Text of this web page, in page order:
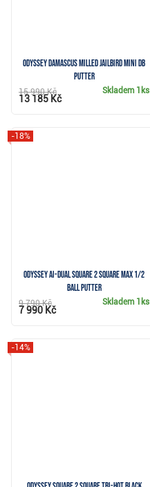
Odyssey DAMASCUS Milled Jailbird Mini DB
putter
Skladem 1ks
15 990 Kč
13 185 Kč
Odyssey Ai-DUAL Square 2 Square MAX 1/2
Ball putter
-18%
Skladem 1ks
9 790 Kč
7 990 Kč
-14%